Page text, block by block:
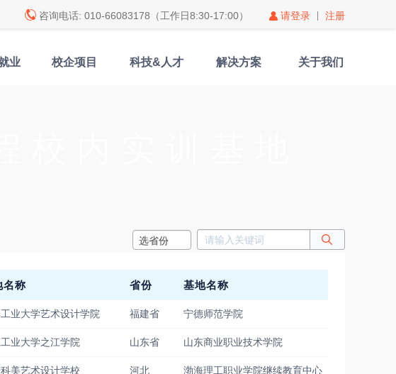
咨询电话: 010-66083178（工作日8:30-17:00） 请登录 注册
业 校企项目 科技&人才 解决方案 关于我们
选省份
名称 省份 基地名称
业大学艺术设计学院 福建省 宁德师范学院
业大学之江学院 山东省 山东商业职业技术学院
美艺术设计学校 河北 渤海理工职业学院继续教育中心